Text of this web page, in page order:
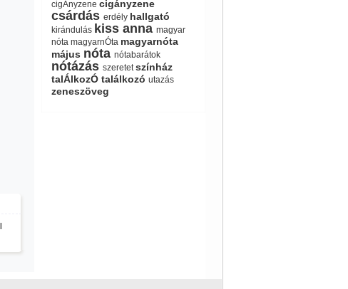
cigÁnyzene cigányzene
csárdás erdély hallgató
kirándulás kiss anna magyar
nóta magyarnÓta magyarnóta
május nóta nótabarátok
nótázás szeretet színház
talÁlkozÓ találkozó utazás
zeneszöveg